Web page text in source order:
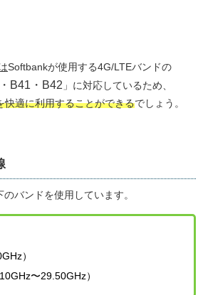
Softbankが使用する4G/LTEバンドの
B41・B42 」に対応しているため、
快適に利用することができるでしょう。
バンドを使用しています。
）
〜29.50GHz）